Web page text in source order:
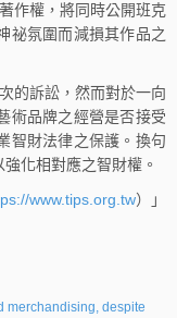
作權，將同時公開班克
祕氛圍而減損其作品之
訴訟，然而對於一向
術品牌之經營是否接受
智財法律之保護。換句
化相對應之智財權。
www.tips.org.tw）」
merchandising, despite